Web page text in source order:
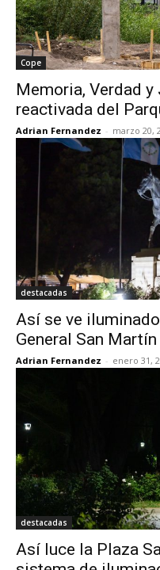
Cope
Memoria, Verdad
reactivada del
Adrian Fernandez - marzo 20,
destacadas
Así se ve
General San Martín
Adrian Fernandez - enero 31,
destacadas
Así luce la Plaza